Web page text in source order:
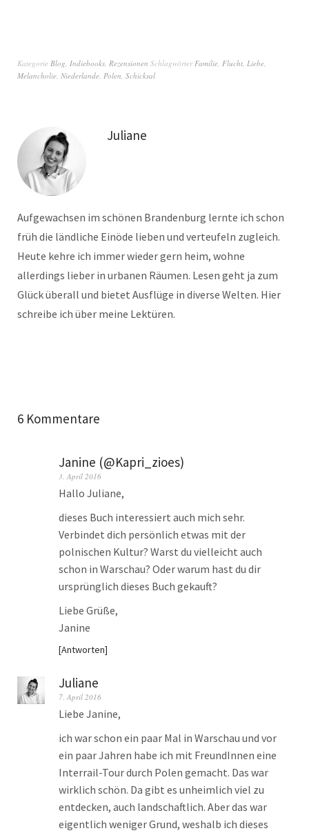
Kategorie Blog, Indiebooks, Rezensionen SchlagwörterFamilie, Flucht, Liebe,
Melancholie, Niederlande, Polen, Schicksal
Juliane
Aufgewachsen im schönen Brandenburg lernte ich schon
früh die ländliche Einöde lieben und verteufeln zugleich.
Heute kehre ich immer wieder gern heim, wohne
allerdings lieber in urbanen Räumen. Lesen geht ja zum
Glück überall und bietet Ausflüge in diverse Welten. Hier
schreibe ich über meine Lektüren.
6 Kommentare
Janine (@Kapri_zioes)
3. April 2016
Hallo Juliane,
dieses Buch interessiert auch mich sehr.
Verbindet dich persönlich etwas mit der
polnischen Kultur? Warst du vielleicht auch
schon in Warschau? Oder warum hast du dir
ursprünglich dieses Buch gekauft?
Liebe Grüße,
Janine
Antworten
Juliane
7. April 2016
Liebe Janine,
ich war schon ein paar Mal in Warschau und vor
ein paar Jahren habe ich mit FreundInnen eine
Interrail-Tour durch Polen gemacht. Das war
wirklich schön. Da gibt es unheimlich viel zu
entdecken, auch landschaftlich. Aber das war
eigentlich weniger Grund, weshalb ich dieses